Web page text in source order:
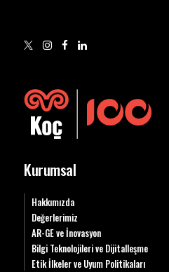
Kurumsal
Hakkımızda
Değerlerimiz
AR-GE ve İnovasyon
Bilgi Teknolojileri ve Dijitalleşme
Etik İlkeler ve Uyum Politikaları